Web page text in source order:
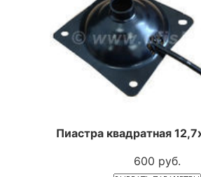
Пиастра квадратная
600 руб.